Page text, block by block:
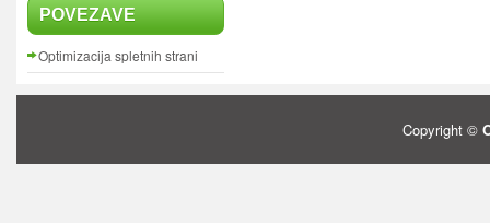
POVEZAVE
Optimizacija spletnih strani
Copyright ©